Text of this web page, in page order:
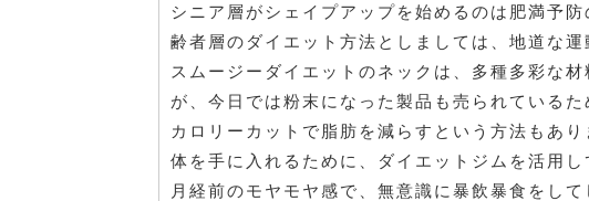
シニア層がシェイプアップを始めるのは肥満予
齢者層のダイエット方法としましては、地道な
スムージーダイエットのネックは、多種多彩な
が、今日では粉末になった製品も売られているた
カロリーカットで脂肪を減らすという方法もあ
体を手に入れるために、ダイエットジムを活用し
月経前のモヤモヤ感で、無意識に暴飲暴食をし